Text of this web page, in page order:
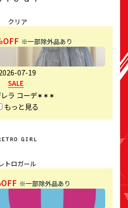
クリア
※一部除外品あり
07-19
SALE
レラ コーデ✶✶✶
もっと見る
レトロガール
※一部除外品あり